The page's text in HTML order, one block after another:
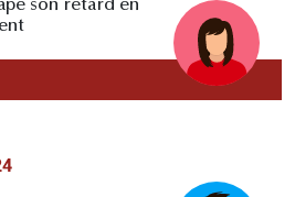
son retard en